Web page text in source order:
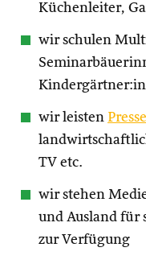
Küchenleiter,
wir schulen
wir leisten
TV etc.
wir stehen
und Ausland für
zur Verfügung